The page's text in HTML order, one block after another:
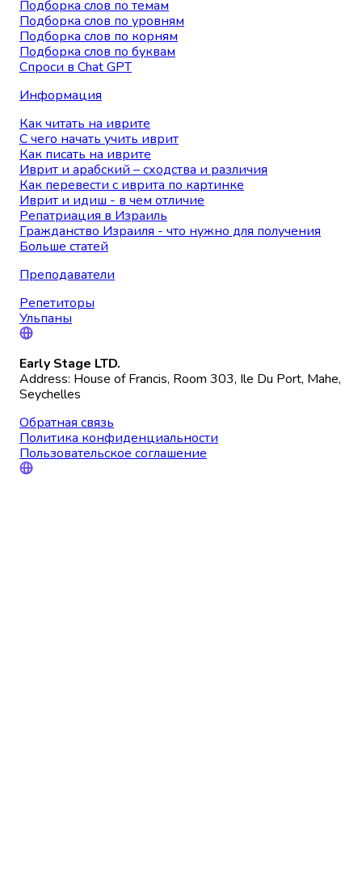
Подборка слов по темам
Подборка слов по уровням
Подборка слов по корням
Подборка слов по буквам
Спроси в Chat GPT
Информация
Как читать на иврите
С чего начать учить иврит
Как писать на иврите
Иврит и арабский – сходства и различия
Как перевести с иврита по картинке
Иврит и идиш - в чем отличие
Репатриация в Израиль
Гражданство Израиля - что нужно для получения
Больше статей
Преподаватели
Репетиторы
Ульпаны
Early Stage LTD.
Address: House of Francis, Room 303, Ile Du Port, Mahe,
Seychelles
Обратная связь
Политика конфиденциальности
Пользовательское соглашение